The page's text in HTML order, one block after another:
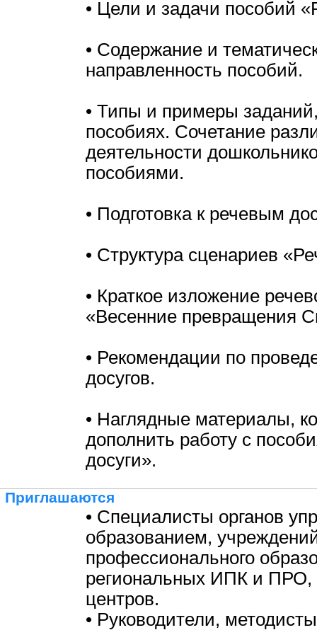
• Цели и задачи пособий
• Содержание и
направленность пособий.
• Типы и примеры
пособиях. Сочетание
деятельности
пособиями.
• Подготовка к речевым
• Структура сценариев
• Краткое изложение
«Весенние превращения
• Рекомендации по
досугов.
• Наглядные материалы,
дополнить работу с
досуги».
Приглашаются
• Специалисты органов
образованием,
профессионального
региональных ИПК и ПРО,
центров.
• Руководители,